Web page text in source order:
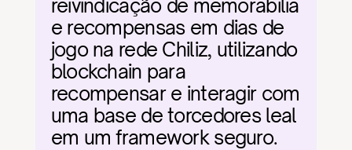
reivindicação de memorabilia
e recompensas em dias de
jogo na rede Chiliz, utilizando
blockchain para
recompensar e interagir com
uma base de torcedores leal
em um framework seguro.